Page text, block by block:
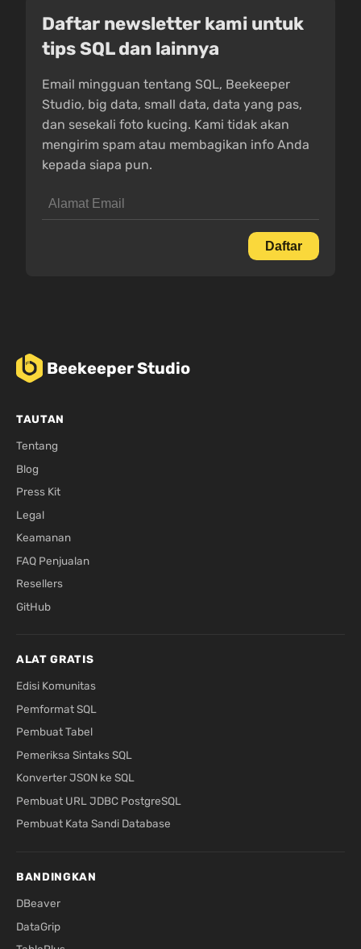
Daftar newsletter kami untuk
tips SQL dan lainnya
Email mingguan tentang SQL, Beekeeper
Studio, big data, small data, data yang pas,
dan sesekali foto kucing. Kami tidak akan
mengirim spam atau membagikan info Anda
kepada siapa pun.
Daftar
Beekeeper Studio
TAUTAN
Tentang
Blog
Press Kit
Legal
Keamanan
FAQ Penjualan
Resellers
GitHub
ALAT GRATIS
Edisi Komunitas
Pemformat SQL
Pembuat Tabel
Pemeriksa Sintaks SQL
Konverter JSON ke SQL
Pembuat URL JDBC PostgreSQL
Pembuat Kata Sandi Database
BANDINGKAN
DBeaver
DataGrip